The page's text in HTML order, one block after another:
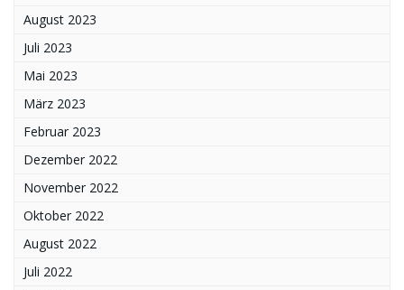
August 2023
Juli 2023
Mai 2023
März 2023
Februar 2023
Dezember 2022
November 2022
Oktober 2022
August 2022
Juli 2022